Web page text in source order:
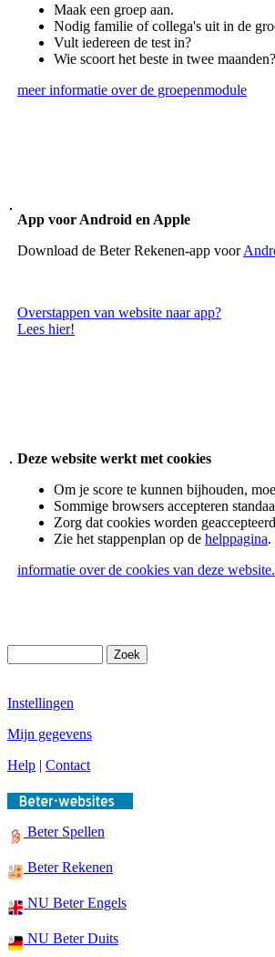
Maak een groep aan.
Nodig familie of collega's uit in de
Vult iedereen de test in?
Wie scoort het beste in twee maanden?
meer informatie over de groepenmodule
App voor Android en Apple
Download de Beter Rekenen-app voor
Overstappen van website naar app?
Lees hier!
Deze website werkt met cookies
Om je score te kunnen bijhouden,
Sommige browsers accepteren
Zorg dat cookies worden
Zie het stappenplan op de helppagina.
informatie over de cookies van deze website.
Instellingen
Mijn gegevens
Help | Contact
Beter Spellen
Beter Rekenen
NU Beter Engels
NU Beter Duits